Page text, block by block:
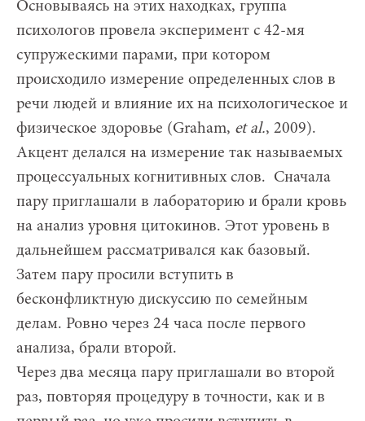
Основываясь на этих находках, группа
психологов провела эксперимент с 42-мя
супружескими парами, при котором
происходило измерение определенных слов в
речи людей и влияние их на психологическое и
физическое здоровье (Graham, et al., 2009).
Акцент делался на измерение так называемых
процессуальных когнитивных слов. Сначала
пару приглашали в лабораторию и брали кровь
на анализ уровня цитокинов. Этот уровень в
дальнейшем рассматривался как базовый.
Затем пару просили вступить в
бесконфликтную дискуссию по семейным
делам. Ровно через 24 часа после первого
анализа, брали второй.
Через два месяца пару приглашали во второй
раз, повторяя процедуру в точности, как и в